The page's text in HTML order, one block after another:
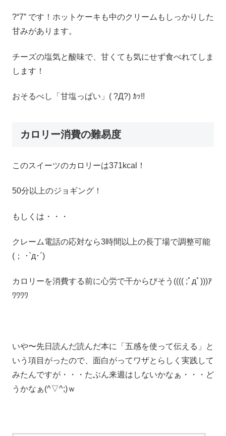
?“7” です！ホットケーキも中のクリームもしっかりした
甘みがあります。
チーズの塩気と酸味で、甘くても気にせず食べれてしま
します！
おそるべし「甘塩っぱい」( ?Д?) ｶｯ!!
カロリー消費の難易度
このスイーツのカロリーは371kcal！
50分以上のジョギング！
もしくは・・・
クレーム電話の応対なら3時間以上の長丁場で調整可能
(； ･`д･´)
カロリーを消費する前に心労で干からびそう(((( ;ﾟдﾟ)))ｱ
ﾜﾜﾜﾜ
いや〜先日読んだ読んだ本に「五感を使って伝える」と
いう項目がったので、面白がってワザとらしく実践して
みたんですが・・・たぶん来週はしないかなぁ・・・ど
うかなぁ(^▽^;)ｗ